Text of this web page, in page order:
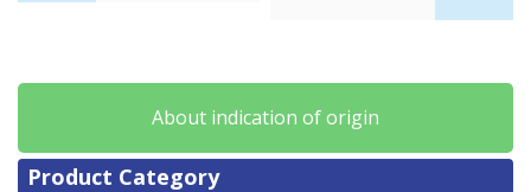
About indication of origin
Product Category